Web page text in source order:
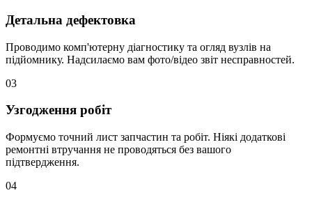
Детальна дефектовка
Проводимо комп'ютерну діагностику та огляд вузлів на
підйомнику. Надсилаємо вам фото/відео звіт несправностей.
03
Узгодження робіт
Формуємо точний лист запчастин та робіт. Ніякі додаткові
ремонтні втручання не проводяться без вашого
підтвердження.
04